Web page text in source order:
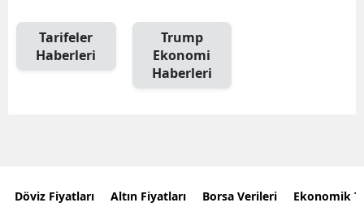
Tarifeler
Haberleri
Trump
Ekonomi
Haberleri
Döviz Fiyatları Altın Fiyatları Borsa Verileri Ekonomik